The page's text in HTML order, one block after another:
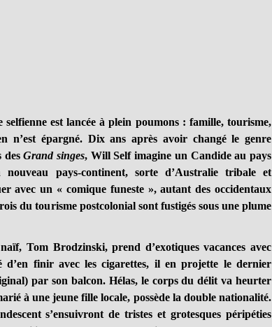
est lancée à plein poumons : famille, tourisme,
n’est épargné. Dix ans après avoir changé le genre
desGrand singes, Will Self imagine un Candide au pays
pays-continent, sorte d’Australie tribale et
avec un « comique funeste », autant des occidentaux
du tourisme postcolonial sont fustigés sous une plume
Tom Brodzinski, prend d’exotiques vacances avec
d’en finir avec les cigarettes, il en projette le dernier
par son balcon. Hélas, le corps du délit va heurter
à une jeune fille locale, possède la double nationalité.
s’ensuivront de tristes et grotesques péripéties